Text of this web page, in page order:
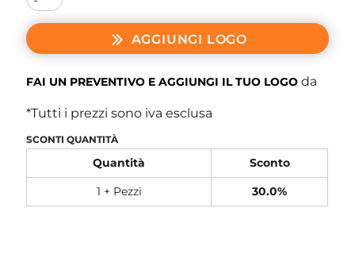
AGGIUNGI LOGO
FAI UN PREVENTIVO E AGGIUNGI IL TUO LOGO da
*Tutti i prezzi sono iva esclusa
SCONTI QUANTITÀ
Quantità
Sconto
1 + Pezzi
30.0%